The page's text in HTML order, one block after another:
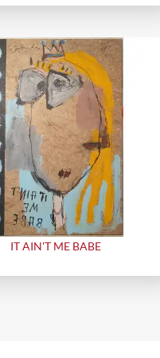
IT AIN'T ME BABE